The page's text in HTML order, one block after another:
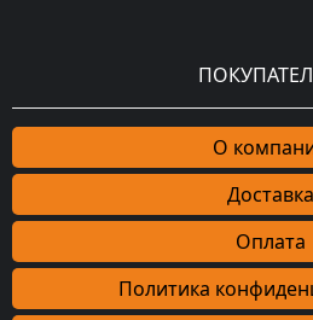
О
Доставка
Оплата
Политика